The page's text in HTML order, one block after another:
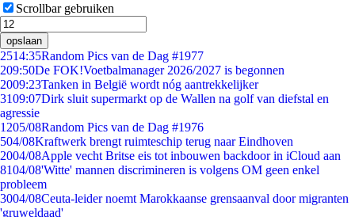
Scrollbar gebruiken
opslaan
2514:35Random Pics van de Dag #1977
209:50De FOK!Voetbalmanager 2026/2027 is begonnen
2009:23Tanken in België wordt nóg aantrekkelijker
3109:07Dirk sluit supermarkt op de Wallen na golf van diefstal en
agressie
1205/08Random Pics van de Dag #1976
504/08Kraftwerk brengt ruimteschip terug naar Eindhoven
2004/08Apple vecht Britse eis tot inbouwen backdoor in iCloud aan
8104/08'Witte' mannen discrimineren is volgens OM geen enkel
probleem
3004/08Ceuta-leider noemt Marokkaanse grensaanval door migranten
'gruweldaad'